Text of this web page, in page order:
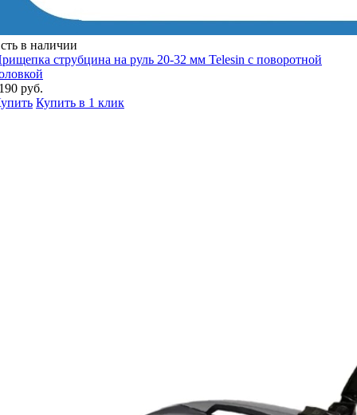
в наличии
струбцина на руль 20-32 мм Telesin с поворотной
руб.
Купить в 1 клик